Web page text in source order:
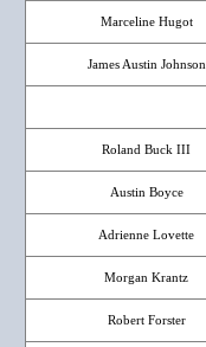
Marceline Hugot
James Austin Johnson
Roland Buck III
Austin Boyce
Adrienne Lovette
Morgan Krantz
Robert Forster